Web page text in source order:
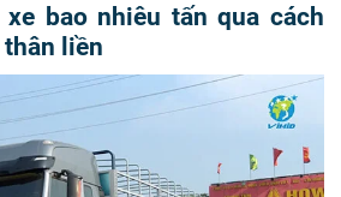
bao nhiêu tấn qua cách
liền